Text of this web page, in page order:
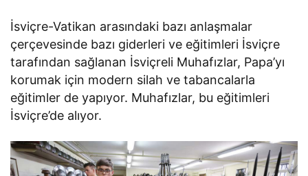
İsviçre-Vatikan arasındaki bazı anlaşmalar
çerçevesinde bazı giderleri ve eğitimleri İsviçre
tarafından sağlanan İsviçreli Muhafızlar, Papa’yı
korumak için modern silah ve tabancalarla
eğitimler de yapıyor. Muhafızlar, bu eğitimleri
İsviçre’de alıyor.